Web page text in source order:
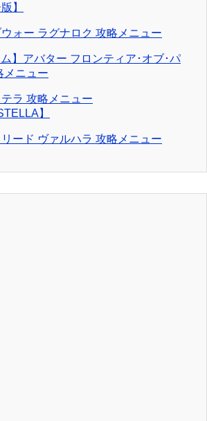
】
ォー ラグナロク 攻略メニュー
ム】アバター フロンティア･オブ･パ
メニュー
ラ 攻略メニュー
】
ード ヴァルハラ 攻略メニュー